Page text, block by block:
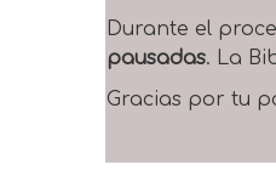
Durante el
pausadas. La
Gracias por tu